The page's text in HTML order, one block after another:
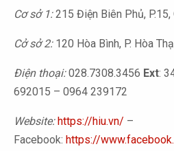
Cơ sở 1:215 Điện Biên Phủ, P.15,
Cở sở 2:120 Hòa Bình, P. Hòa
Điện thoại:028.7308.3456 Ext:
692015 – 0964 239172
Website: https://hiu.vn/ –
Facebook: https://